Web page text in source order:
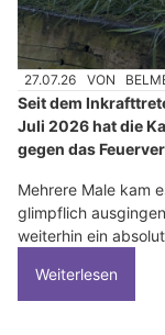
27.07.26 VON
Seit dem
Juli 2026 hat die
gegen das
Mehrere Male kam
glimpflich
weiterhin ein
Weiterlesen